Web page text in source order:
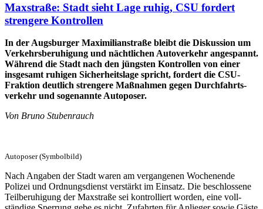
Maxstraße: Stadt sieht Lage ruhig, CSU fordert
strengere Kontrollen
In der Augsburger Maximilianstraße bleibt die Diskussion um
Verkehrs­beruhigung und nächtlichen Autoverkehr angespannt.
Während die Stadt nach den jüngsten Kontrollen von einer
insgesamt ruhigen Sicher­heitslage spricht, fordert die CSU-
Fraktion deutlich strengere Maßnahmen gegen Durch­fahrts­
verkehr und sogenannte Autoposer.
Von Bruno Stubenrauch
Autoposer (Symbolbild)
Nach Angaben der Stadt waren am vergangenen Wochenende
Polizei und Ordnungs­dienst verstärkt im Einsatz. Die beschlos­sene
Teil­beruhigung der Maxstraße sei kontrol­liert worden, eine voll­